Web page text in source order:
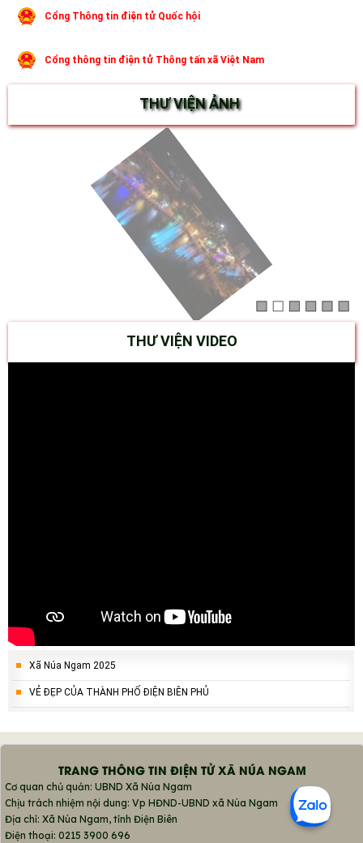
Cổng Thông tin điện tử Quốc hội
Cổng thông tin điện tử Thông tấn xã Việt Nam
THƯ VIỆN ẢNH
THƯ VIỆN VIDEO
Xã Núa Ngam 2025
VẺ ĐẸP CỦA THÀNH PHỐ ĐIỆN BIÊN PHỦ
TRANG THÔNG TIN ĐIỆN TỬ XÃ NÚA NGAM
Cơ quan chủ quản: UBND Xã Núa Ngam
Chịu trách nhiệm nội dung: Vp HĐND-UBND xã Núa Ngam
Địa chỉ: Xã Núa Ngam, tỉnh Điện Biên
Điện thoại: 0215 3900 696